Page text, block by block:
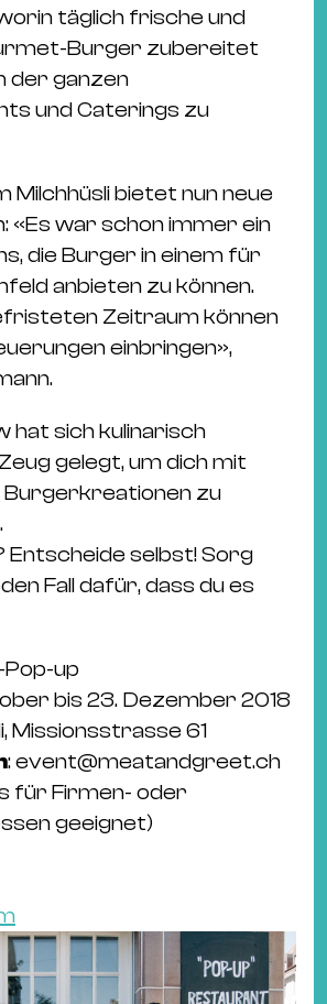
täglich frische und
Burger zubereitet
der ganzen
und Caterings zu
Milchhüsli bietet nun neue
«Es war schon immer ein
die Burger in einem für
anbieten zu können.
Zeitraum können
einbringen»,
hat sich kulinarisch
gelegt, um dich mit
Burgerkreationen zu
Entscheide selbst! Sorg
Fall dafür, dass du es
up
bis 23. Dezember 2018
Missionsstrasse 61
: event@meatandgreet.ch
für Firmen- oder
geeignet)